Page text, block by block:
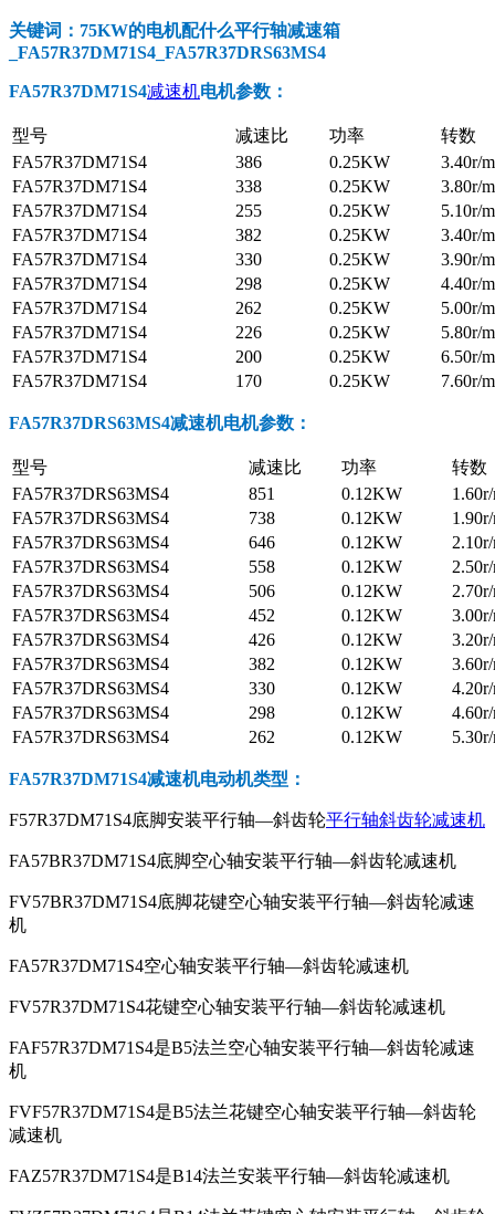
关键词：75KW的电机配什么平行轴减速箱
_FA57R37DM71S4_FA57R37DRS63MS4
FA57R37DM71S4减速机电机参数 ：
型号 减速比 功率
转数
FA57R37DM71S4
386 0.25KW
3.40r/
FA57R37DM71S4
338 0.25KW
3.80r/
FA57R37DM71S4
255 0.25KW
5.10r/
FA57R37DM71S4
382 0.25KW
3.40r/
FA57R37DM71S4
330 0.25KW
3.90r/
FA57R37DM71S4
298 0.25KW
4.40r/
FA57R37DM71S4
262 0.25KW
5.00r/
FA57R37DM71S4
226 0.25KW
5.80r/
FA57R37DM71S4
200 0.25KW
6.50r/
FA57R37DM71S4
170 0.25KW 7.60r/
FA57R37DRS63MS4减速机电机参数 ：
型号 减速比 功率
转数
FA57R37DRS63MS4
851 0.12KW
FA57R37DRS63MS4
738 0.12KW
FA57R37DRS63MS4
646 0.12KW
FA57R37DRS63MS4
558 0.12KW
FA57R37DRS63MS4
506 0.12KW
FA57R37DRS63MS4
452 0.12KW
FA57R37DRS63MS4
426 0.12KW
FA57R37DRS63MS4
382 0.12KW
FA57R37DRS63MS4
330 0.12KW
FA57R37DRS63MS4
298 0.12KW
FA57R37DRS63MS4
262 0.12KW
FA57R37DM71S4减速机电动机类型：
F57R37DM71S4底脚安装平行轴—斜齿轮平行轴斜齿轮减速机
FA57BR37DM71S4底脚空心轴安装平行轴—斜齿轮减速机
FV57BR37DM71S4底脚花键空心轴安装平行轴—斜齿轮减速
机
FA57R37DM71S4空心轴安装平行轴—斜齿轮减速机
FV57R37DM71S4花键空心轴安装平行轴—斜齿轮减速机
FAF57R37DM71S4是B5法兰空心轴安装平行轴—斜齿轮减速
机
FVF57R37DM71S4是B5法兰花键空心轴安装平行轴—斜齿轮
减速机
FAZ57R37DM71S4是B14法兰安装平行轴—斜齿轮减速机